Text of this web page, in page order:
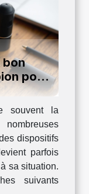
bon
pour
souvent la
dispositifs
parfois
sa situation.
suivants